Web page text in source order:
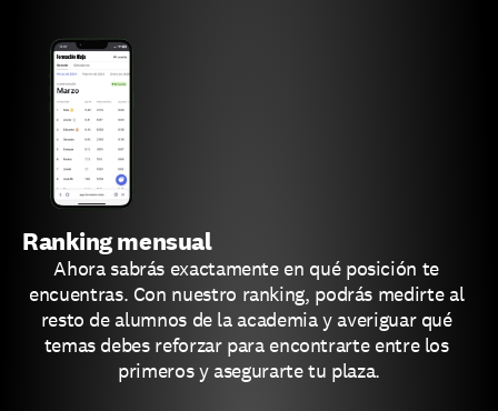
Ranking mensual
Ahora sabrás exactamente en qué posición te
encuentras. Con nuestro ranking, podrás medirte al
resto de alumnos de la academia y averiguar qué
temas debes reforzar para encontrarte entre los
primeros y asegurarte tu plaza.